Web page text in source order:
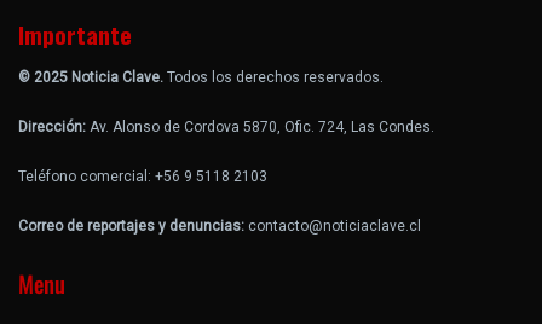
Importante
© 2025 Noticia Clave. Todos los derechos reservados.
Dirección: Av. Alonso de Cordova 5870, Ofic. 724, Las Condes.
Teléfono comercial: +56 9 5118 2103
Correo de reportajes y denuncias: contacto@noticiaclave.cl
Menu